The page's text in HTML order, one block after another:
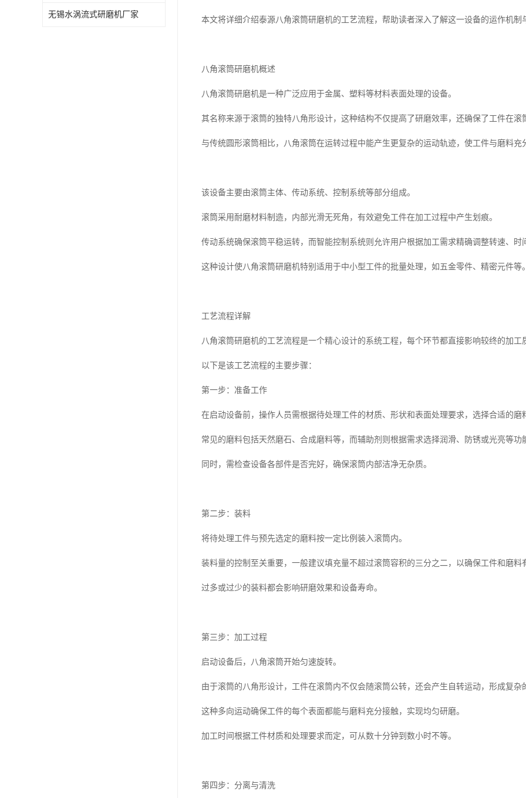
无锡水涡流式研磨机厂家
本文将详细介绍泰源八角滚筒研磨机的工艺流程，帮助读者深入了解这一设备的运作机制
八角滚筒研磨机概述
八角滚筒研磨机是一种广泛应用于金属、塑料等材料表面处理的设备。
其名称来源于滚筒的独特八角形设计，这种结构不仅提高了研磨效率，还确保了工件在滚
与传统圆形滚筒相比，八角滚筒在运转过程中能产生更复杂的运动轨迹，使工件与磨料充
该设备主要由滚筒主体、传动系统、控制系统等部分组成。
滚筒采用耐磨材料制造，内部光滑无死角，有效避免工件在加工过程中产生划痕。
传动系统确保滚筒平稳运转，而智能控制系统则允许用户根据加工需求精确调整转速、时
这种设计使八角滚筒研磨机特别适用于中小型工件的批量处理，如五金零件、精密元件等。
工艺流程详解
八角滚筒研磨机的工艺流程是一个精心设计的系统工程，每个环节都直接影响较终的加工
以下是该工艺流程的主要步骤：
第一步：准备工作
在启动设备前，操作人员需根据待处理工件的材质、形状和表面处理要求，选择合适的磨
常见的磨料包括天然磨石、合成磨料等，而辅助剂则根据需求选择润滑、防锈或光亮等功
同时，需检查设备各部件是否完好，确保滚筒内部洁净无杂质。
第二步：装料
将待处理工件与预先选定的磨料按一定比例装入滚筒内。
装料量的控制至关重要，一般建议填充量不超过滚筒容积的三分之二，以确保工件和磨料
过多或过少的装料都会影响研磨效果和设备寿命。
第三步：加工过程
启动设备后，八角滚筒开始匀速旋转。
由于滚筒的八角形设计，工件在滚筒内不仅会随滚筒公转，还会产生自转运动，形成复杂
这种多向运动确保工件的每个表面都能与磨料充分接触，实现均匀研磨。
加工时间根据工件材质和处理要求而定，可从数十分钟到数小时不等。
第四步：分离与清洗